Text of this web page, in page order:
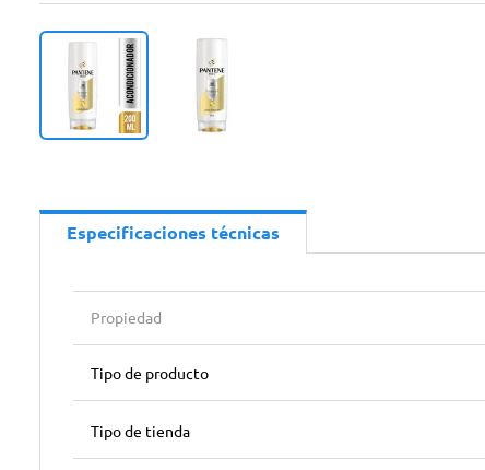
Especificaciones técnicas
Propiedad
Tipo de producto
Tipo de tienda